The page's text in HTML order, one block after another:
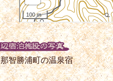
那智勝浦町の温泉宿